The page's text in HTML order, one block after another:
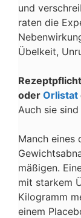
und
raten die
Übelkeit,
oder Orlistat
Auch sie
Manch eines
mäßigen.
mit starkem
Kilogramm
einem